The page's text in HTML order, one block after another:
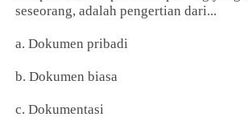
seseorang, adalah pengertian dari...
a. Dokumen pribadi
b. Dokumen biasa
c. Dokumentasi